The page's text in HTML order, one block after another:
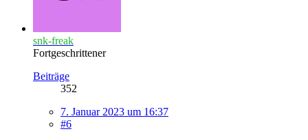
snk-freak
Fortgeschrittener
Beiträge
352
7. Januar 2023 um 16:37
#6